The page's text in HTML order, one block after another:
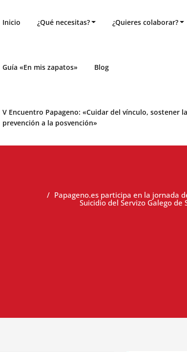
Inicio ¿Qué necesitas? ¿Quieres colaborar?
Guía «En mis zapatos» Blog
V Encuentro Papageno: «Cuidar del vínculo, sostener
prevención a la posvención»
Papageno.es participa en la jornada
Suicidio del Servizo Galego de